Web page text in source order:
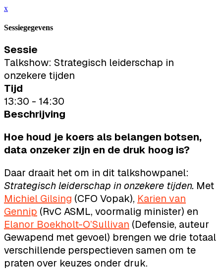
x
Sessiegegevens
Sessie
Talkshow: Strategisch leiderschap in
onzekere tijden
Tijd
13:30 - 14:30
Beschrijving
Hoe houd je koers als belangen botsen,
data onzeker zijn en de druk hoog is?
Daar draait het om in dit talkshowpanel:
Strategisch leiderschap in onzekere tijden. Met
Michiel Gilsing (CFO Vopak), Karien van
Gennip (RvC ASML, voormalig minister) en
Elanor Boekholt-O’Sullivan (Defensie, auteur
Gewapend met gevoel) brengen we drie totaal
verschillende perspectieven samen om te
praten over keuzes onder druk.